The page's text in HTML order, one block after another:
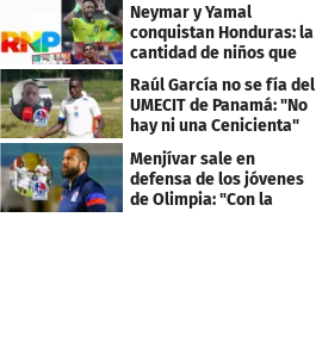
Neymar y Yamal
conquistan Honduras: la
cantidad de niños que
llevan sus nombres
Raúl García no se fía del
UMECIT de Panamá: "No
hay ni una Cenicienta"
Menjívar sale en
defensa de los jóvenes
de Olimpia: "Con la